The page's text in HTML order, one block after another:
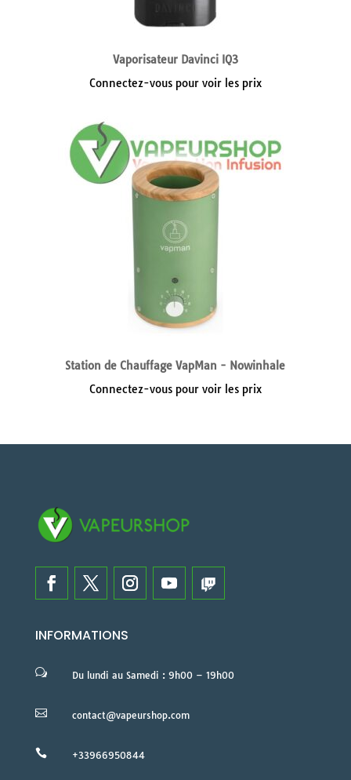
Vaporisateur Davinci IQ3
Connectez-vous pour voir les prix
Station de Chauffage VapMan - Nowinhale
Connectez-vous pour voir les prix
INFORMATIONS
w Du lundi au Samedi : 9h00 – 19h00
 contact@vapeurshop.com
 +33966950844